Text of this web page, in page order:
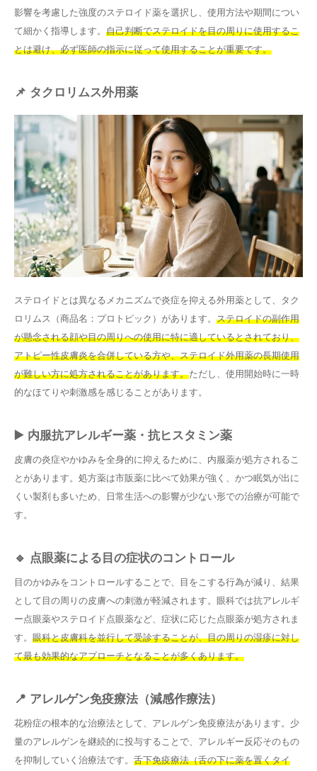
影響を考慮した強度のステロイド薬を選択し、使用方法や期間につい
て細かく指導します。 自己判断でステロイドを目の周りに使用するこ
とは避け、必ず医師の指示に従って使用することが重要です。
📌 タクロリムス外用薬
ステロイドとは異なるメカニズムで炎症を抑える外用薬として、タク
ロリムス（商品名：プロトピック）があります。 ステロイドの副作用
が懸念される顔や目の周りへの使用に特に適しているとされており、
アトピー性皮膚炎を合併している方や、ステロイド外用薬の長期使用
が難しい方に処方されることがあります。ただし、使用開始時に一時
的なほてりや刺激感を感じることがあります。
▶️ 内服抗アレルギー薬・抗ヒスタミン薬
皮膚の炎症やかゆみを全身的に抑えるために、内服薬が処方されるこ
とがあります。処方薬は市販薬に比べて効果が強く、かつ眠気が出に
くい製剤も多いため、日常生活への影響が少ない形での治療が可能で
す。
🔹 点眼薬による目の症状のコントロール
目のかゆみをコントロールすることで、目をこする行為が減り、結果
として目の周りの皮膚への刺激が軽減されます。眼科では抗アレルギ
ー点眼薬やステロイド点眼薬など、症状に応じた点眼薬が処方されま
す。 眼科と皮膚科を並行して受診することが、目の周りの湿疹に対し
て最も効果的なアプローチとなることが多くあります。
📍 アレルゲン免疫療法（減感作療法）
花粉症の根本的な治療法として、アレルゲン免疫療法があります。少
量のアレルゲンを継続的に投与することで、アレルギー反応そのもの
を抑制していく治療法です。 舌下免疫療法（舌の下に薬を置くタイ